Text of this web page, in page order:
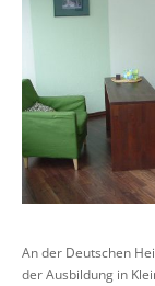
An der Deutschen
der Ausbildung in